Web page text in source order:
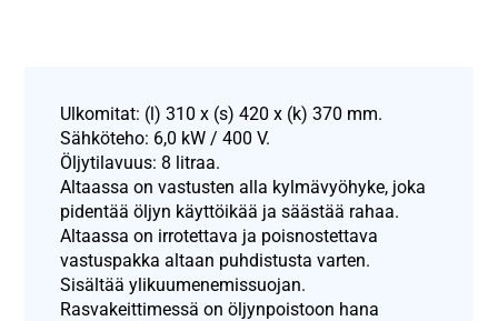
Ulkomitat: (l) 310 x (s) 420 x (k) 370 mm.
Sähköteho: 6,0 kW / 400 V.
Öljytilavuus: 8 litraa.
Altaassa on vastusten alla kylmävyöhyke, joka
pidentää öljyn käyttöikää ja säästää rahaa.
Altaassa on irrotettava ja poisnostettava
vastuspakka altaan puhdistusta varten.
Sisältää ylikuumenemissuojan.
Rasvakeittimessä on öljynpoistoon hana